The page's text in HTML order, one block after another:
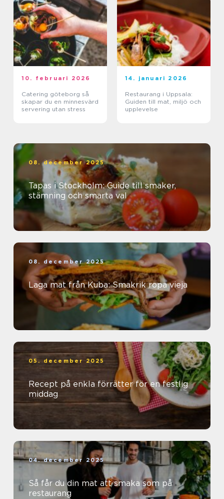
10. februari 2026
Catering göteborg så
skapar du en minnesvärd
servering utan stress
14. januari 2026
Restaurang i Uppsala:
Guiden till mat, miljö och
upplevelse
08. december 2025
Tapas i Stockholm: Guide till smaker,
stämning och smarta val
08. december 2025
Laga mat från Kuba: Smakrik ropa vieja
05. december 2025
Recept på enkla förrätter för en festlig
middag
04. december 2025
Så får du din mat att smaka som på
restaurang